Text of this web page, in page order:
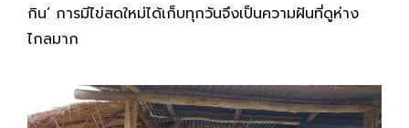
กิน’ การมีไข่สดใหม่ได้เก็บทุกวันจึงเป็นความฝันที่ดูห่าง
ไกลมาก